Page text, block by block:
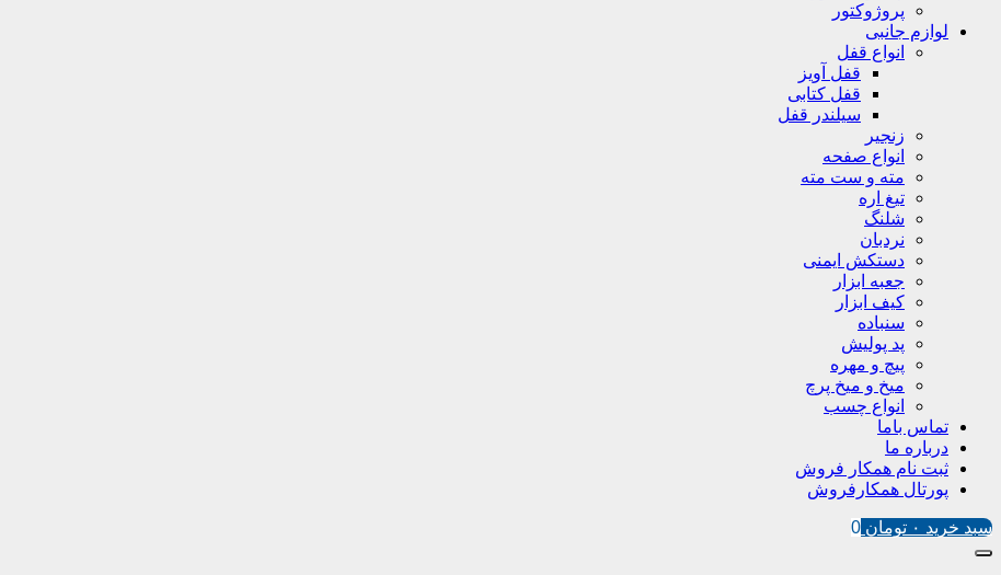
پروژوکتور
لوازم جانبی
انواع قفل
قفل آویز
قفل کتابی
سیلندر قفل
زنجیر
انواع صفحه
مته و ست مته
تیغ اره
شلنگ
نردبان
دستکش ایمنی
جعبه ابزار
کیف ابزار
سنباده
پد پولیش
پیچ و مهره
میخ و میخ پرچ
انواع چسب
تماس باما
درباره ما
ثبت نام همکار فروش
پورتال همکارفروش
سبد خرید ۰ تومان 0